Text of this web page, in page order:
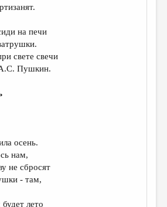
на печи
свете свечи
Пушкин.
осень.
нам,
не сбросят
- там,
лето